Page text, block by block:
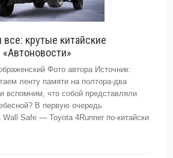
все: крутые китайские
Фото автора Источник:
ленту памяти на полтора-два
вспомним, что собой представляли
В первую очередь
Wall Safe — Toyota 4Runner по-китайски